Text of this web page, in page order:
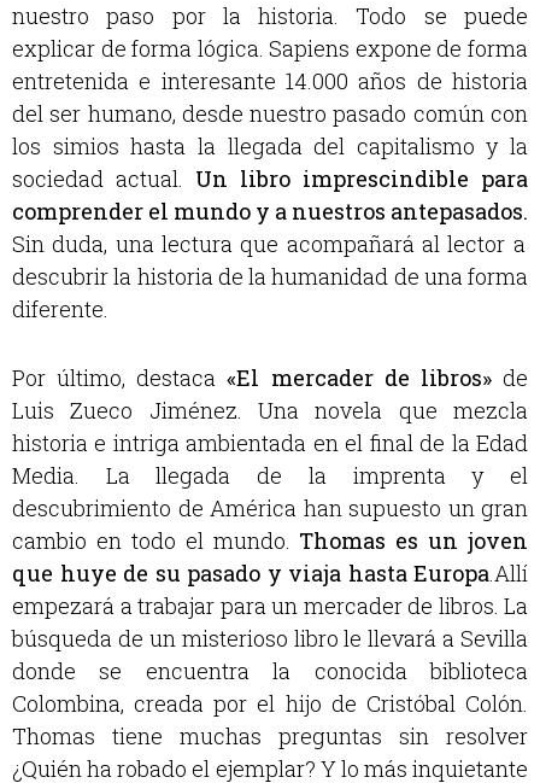
nuestro paso por la historia. Todo se puede
explicar de forma lógica. Sapiens expone de forma
entretenida e interesante 14.000 años de historia
del ser humano, desde nuestro pasado común con
los simios hasta la llegada del capitalismo y la
sociedad actual. Un libro imprescindible para
comprender el mundo y a nuestros antepasados.
Sin duda, una lectura que acompañará al lector a
descubrir la historia de la humanidad de una forma
diferente.
Por último, destaca«El mercader de libros» de
Luis Zueco Jiménez. Una novela que mezcla
historia e intriga ambientada en el final de la Edad
Media. La llegada de la imprenta y el
descubrimiento de América han supuesto un gran
cambio en todo el mundo. Thomas es un joven
que huye de su pasado y viaja hasta Europa.Allí
empezará a trabajar para un mercader de libros. La
búsqueda de un misterioso libro le llevará a Sevilla
donde se encuentra la conocida biblioteca
Colombina, creada por el hijo de Cristóbal Colón.
Thomas tiene muchas preguntas sin resolver
¿Quién ha robado el ejemplar? Y lo más inquietante